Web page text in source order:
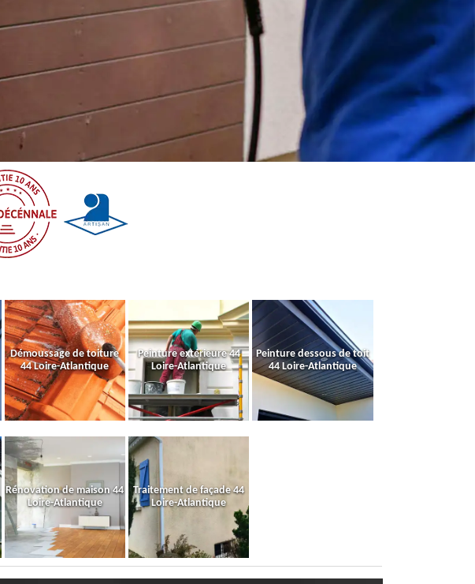
Démoussage de toiture
44 Loire-Atlantique
Peinture extérieure 44
Loire-Atlantique
Peinture dessous de toit
44 Loire-Atlantique
Rénovation de maison 44
Loire-Atlantique
Traitement de façade 44
Loire-Atlantique